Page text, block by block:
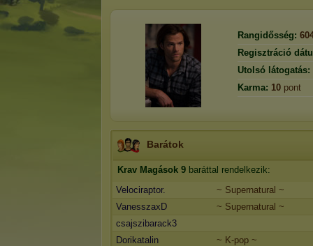
Rangidősség:
Regisztráció
Utolsó látogatás:
Karma: 10 pont
Barátok
Krav Magások 9 baráttal rendelkezik:
Velociraptor.
~ Supernatural ~
VanesszaxD
~ Supernatural ~
csajszibarack3
Dorikatalin
~ K-pop ~